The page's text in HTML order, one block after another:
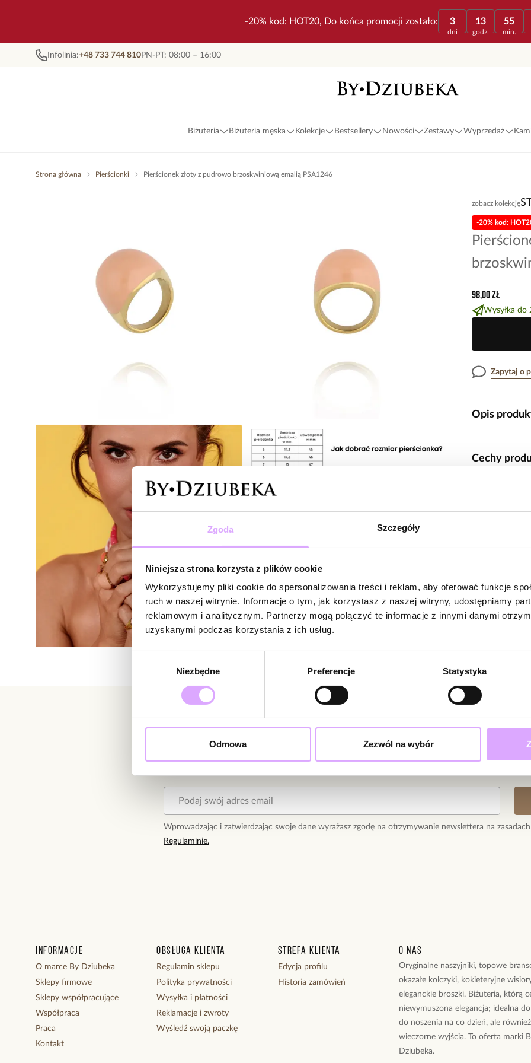
Zgoda Szczegóły
Niniejsza strona korzysta z plików cookie
Wykorzystujemy pliki cookie do spersonalizowania treści i reklam, aby oferować funkcje
ruch w naszej witrynie. Informacje o tym, jak korzystasz z naszej witryny, udostępniamy
reklamowym i analitycznym. Partnerzy mogą połączyć te informacje z innymi danymi
uzyskanymi podczas korzystania z ich usług.
Niezbędne Preferencje Statystyka
Odmowa Zezwól na wybór
-20% kod: HOT20, Do końca promocji zostało: 3
dni
13
godz.
55
min.
Infolinia:+48 733 744 810PN-PT: 08:00 – 16:00
Biżuteria Biżuteria męska Kolekcje Bestsellery Nowości Zestawy Wyprzedaż
Strona główna Pierścionki Pierścionek złoty z pudrowo brzoskwiniową emalią PSA1246
zobacz kolekcję
-20% kod:
98,00 zł
Wysyłka do
Zapytaj o
Opis
brzoskwiniową
pięknie
To model dla
koloru.
Surowiec: stal
Kolor surowca:
Wielkość
Cechy
Kolor
Kolor
Bądź
Newsletter
Bądź na bieżąco z nowościami i promocjami!
Wprowadzając i zatwierdzając swoje dane wyrażasz zgodę na otrzymywanie newslettera na
Regulaminie.
Informacje
O marce By Dziubeka
Sklepy firmowe
Sklepy współpracujące
Współpraca
Praca
Kontakt
Obsługa klienta
Regulamin sklepu
Polityka prywatności
Wysyłka i płatności
Reklamacje i zwroty
Wyśledź swoją paczkę
Strefa klienta
Edycja profilu
Historia zamówień
O nas
Oryginalne naszyjniki, topowe
okazałe kolczyki, kokieteryjne
eleganckie broszki. Biżuteria, którą
niewymuszona elegancja; idealna
do noszenia na co dzień, ale
wieczorne wyjścia. To oferta marki
Dziubeka.